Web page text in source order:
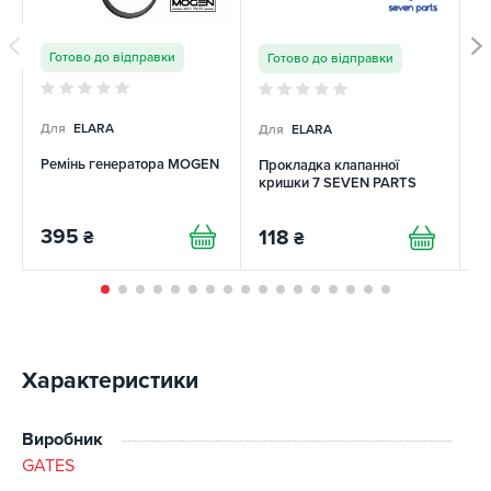
Готово до відправки
Для ELARA
Ремінь генератора MOGEN
395 ₴
Готово до відправки
Для ELARA
Прокладка клапанної
кришки 7 SEVEN PARTS
118 ₴
Характеристики
Виробник
GATES